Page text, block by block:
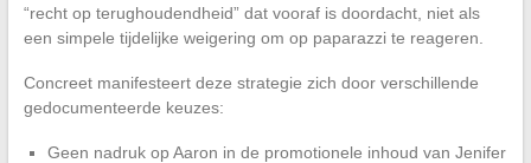
“recht op terughoudendheid” dat vooraf is doordacht, niet als
een simpele tijdelijke weigering om op paparazzi te reageren.
Concreet manifesteert deze strategie zich door verschillende
gedocumenteerde keuzes:
Geen nadruk op Aaron in de promotionele inhoud van Jenifer